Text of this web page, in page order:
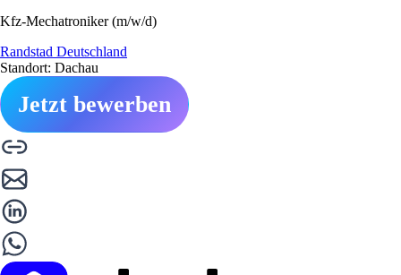
Kfz-Mechatroniker (m/w/d)
Randstad Deutschland
Standort: Dachau
Jetzt bewerben